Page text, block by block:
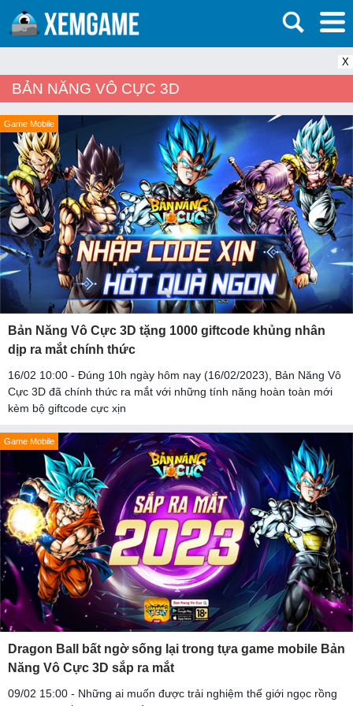
X
BẢN NĂNG VÔ CỰC 3D
Game Mobile
Bản Năng Vô Cực 3D tặng 1000 giftcode khủng nhân
dịp ra mắt chính thức
16/02 10:00 - Đúng 10h ngày hôm nay (16/02/2023), Bản Năng Vô
Cực 3D đã chính thức ra mắt với những tính năng hoàn toàn mới
kèm bộ giftcode cực xịn
Game Mobile
Dragon Ball bất ngờ sống lại trong tựa game mobile Bản
Năng Vô Cực 3D sắp ra mắt
09/02 15:00 - Những ai muốn được trải nghiệm thế giới ngọc rồng